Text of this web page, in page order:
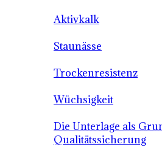
Aktivkalk
Staunässe
Trockenresistenz
Wüchsigkeit
Die Unterlage als
Qualitätssicherung